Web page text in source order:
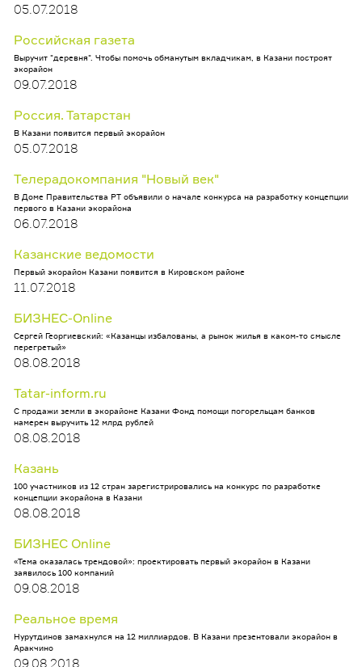
05.07.2018
Российская газета
Выручит "деревня". Чтобы помочь обманутым вкладчикам, в Казани построят
экорайон
09.07.2018
Россия. Татарстан
В Казани появится первый экорайон
05.07.2018
Телерадокомпания "Новый век"
В Доме Правительства РТ объявили о начале конкурса на разработку концепции
первого в Казани экорайона
06.07.2018
Казанские ведомости
Первый экорайон Казани появится в Кировском районе
11.07.2018
БИЗНЕС-Online
Сергей Георгиевский: «Казанцы избалованы, а рынок жилья в каком-то смысле
перегретый»
08.08.2018
Tatar-inform.ru
С продажи земли в экорайоне Казани Фонд помощи погорельцам банков
намерен выручить 12 млрд рублей
08.08.2018
Казань
100 участников из 12 стран зарегистрировались на конкурс по разработке
концепции экорайона в Казани
08.08.2018
БИЗНЕС Online
«Тема оказалась трендовой»: проектировать первый экорайон в Казани
заявилось 100 компаний
09.08.2018
Реальное время
Нурутдинов замахнулся на 12 миллиардов. В Казани презентовали экорайон в
Аракчино
09.08.2018